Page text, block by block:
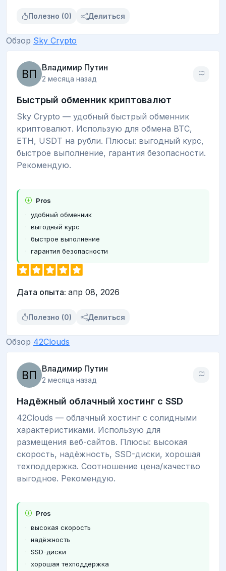
Полезно (0) Делиться
Обзор Sky Crypto
Владимир Путин
2 месяца назад
Быстрый обменник криптовалют
Sky Crypto — удобный быстрый обменник
криптовалют. Использую для обмена BTC,
ETH, USDT на рубли. Плюсы: выгодный курс,
быстрое выполнение, гарантия безопасности.
Рекомендую.
Pros
удобный обменник
выгодный курс
быстрое выполнение
гарантия безопасности
Дата опыта: апр 08, 2026
Полезно (0) Делиться
Обзор 42Clouds
Владимир Путин
2 месяца назад
Надёжный облачный хостинг с SSD
42Clouds — облачный хостинг с солидными
характеристиками. Использую для
размещения веб-сайтов. Плюсы: высокая
скорость, надёжность, SSD-диски, хорошая
техподдержка. Соотношение цена/качество
выгодное. Рекомендую.
Pros
высокая скорость
надёжность
SSD-диски
хорошая техподдержка